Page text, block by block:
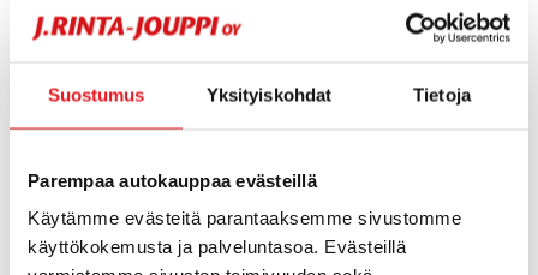
Suostumus Yksityiskohdat Tietoja
Parempaa autokauppaa evästeillä
Käytämme evästeitä parantaaksemme sivustomme
käyttökokemusta ja palveluntasoa. Evästeillä